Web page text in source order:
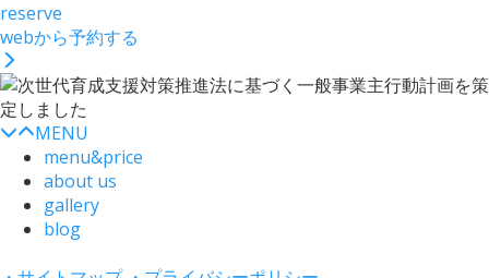
reserve
webから予約する
MENU
menu&price
about us
gallery
blog